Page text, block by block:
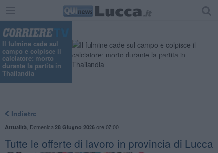
Il fulmine cade sul
campo e colpisce il
calciatore: morto
durante la partita in
Thailandia
Indietro
Attualità Domenica 28 Giugno 2026ore 07:00
​Tutte le offerte di lavoro in provincia di Lucca